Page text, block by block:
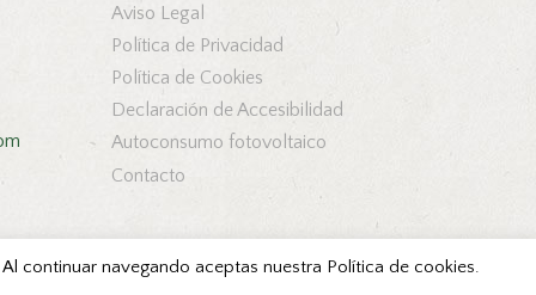
Aviso Legal
Política de Privacidad
Política de Cookies
Declaración de Accesibilidad
Autoconsumo fotovoltaico
Contacto
continuar navegando aceptas nuestra Política de cookies.